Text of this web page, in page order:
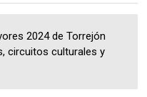
2024 de Torrejón
circuitos culturales y